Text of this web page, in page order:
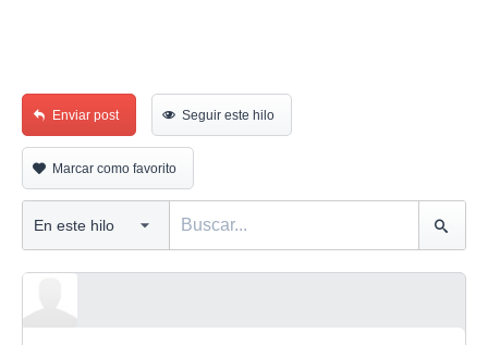
Enviar post Seguir este hilo
Marcar como favorito